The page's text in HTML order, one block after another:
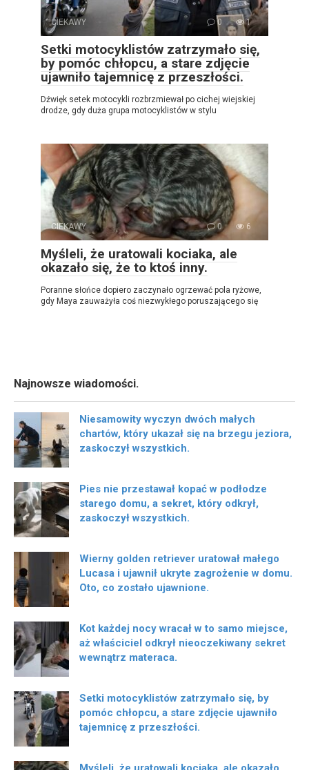
CIEKAWY 0 1
Setki motocyklistów zatrzymało się,
by pomóc chłopcu, a stare zdjęcie
ujawniło tajemnicę z przeszłości.
Dźwięk setek motocykli rozbrzmiewał po cichej wiejskiej
drodze, gdy duża grupa motocyklistów w stylu
CIEKAWY 0 6
Myśleli, że uratowali kociaka, ale
okazało się, że to ktoś inny.
Poranne słońce dopiero zaczynało ogrzewać pola ryżowe,
gdy Maya zauważyła coś niezwykłego poruszającego się
Najnowsze wiadomości.
Niesamowity wyczyn dwóch małych
chartów, który ukazał się na brzegu jeziora,
zaskoczył wszystkich.
Pies nie przestawał kopać w podłodze
starego domu, a sekret, który odkrył,
zaskoczył wszystkich.
Wierny golden retriever uratował małego
Lucasa i ujawnił ukryte zagrożenie w domu.
Oto, co zostało ujawnione.
Kot każdej nocy wracał w to samo miejsce,
aż właściciel odkrył nieoczekiwany sekret
wewnątrz materaca.
Setki motocyklistów zatrzymało się, by
pomóc chłopcu, a stare zdjęcie ujawniło
tajemnicę z przeszłości.